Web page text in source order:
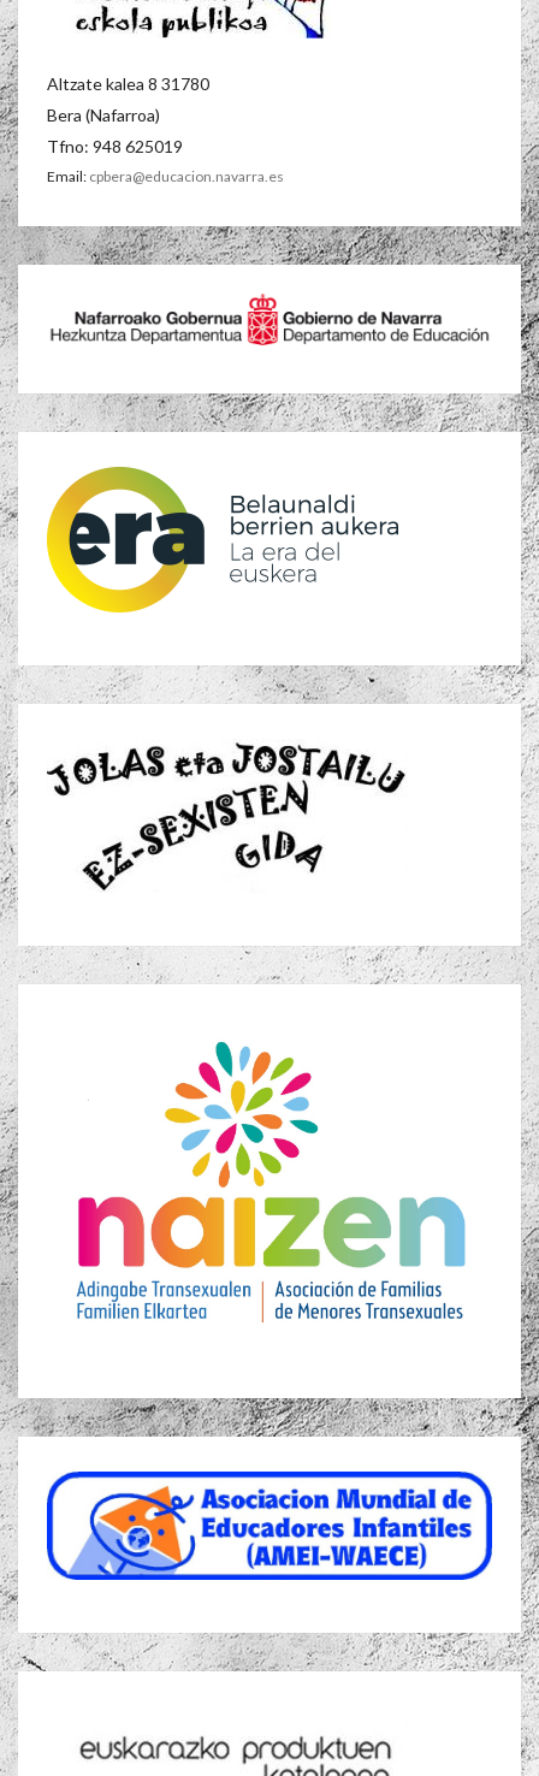
Altzate kalea 8 31780
Bera (Nafarroa)
Tfno: 948 625019
Email: cpbera@educacion.navarra.es